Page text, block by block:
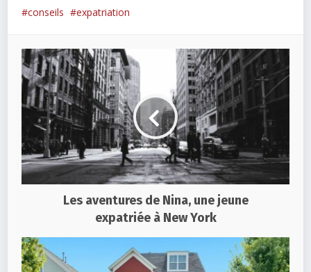
conseils expatriation
Les aventures de Nina, une jeune
expatriée à New York